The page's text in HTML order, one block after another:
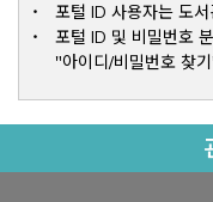
포털 ID 사용자는 도
포털 ID 및 비밀번호
"아이디/비밀번호 찾